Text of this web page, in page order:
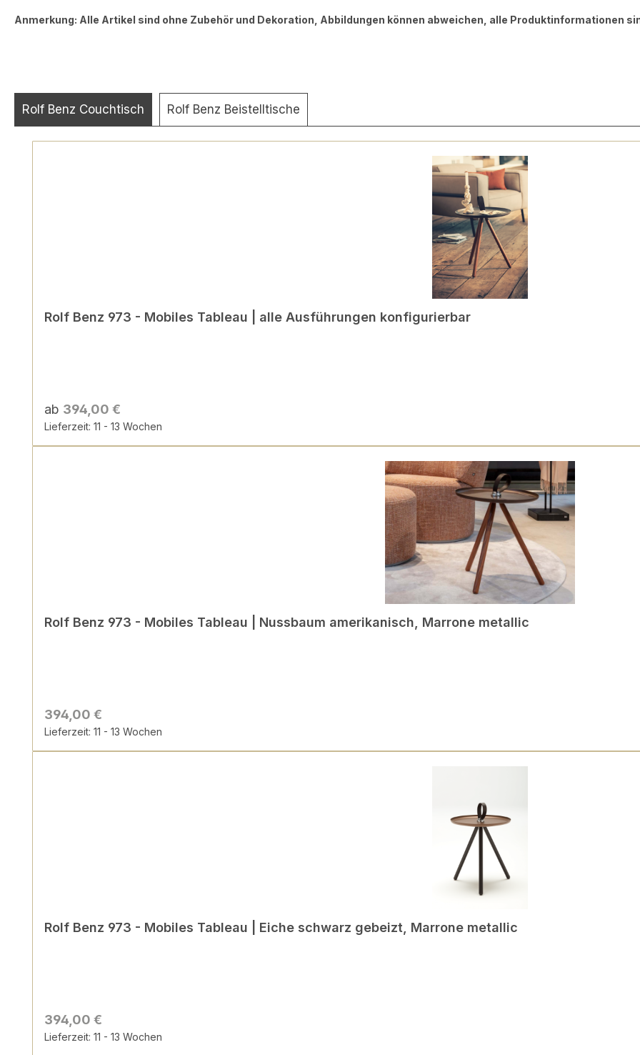
Anmerkung: Alle Artikel sind ohne Zubehör und Dekoration, Abbildungen können abweichen, alle Produktinformationen
Rolf Benz Couchtisch Rolf Benz Beistelltische
Rolf Benz 973 - Mobiles Tableau | alle Ausführungen konfigurierbar
ab 394,00 €
Lieferzeit: 11 - 13 Wochen
Rolf Benz 973 - Mobiles Tableau | Nussbaum amerikanisch, Marrone metallic
394,00 €
Lieferzeit: 11 - 13 Wochen
Rolf Benz 973 - Mobiles Tableau | Eiche schwarz gebeizt, Marrone metallic
394,00 €
Lieferzeit: 11 - 13 Wochen